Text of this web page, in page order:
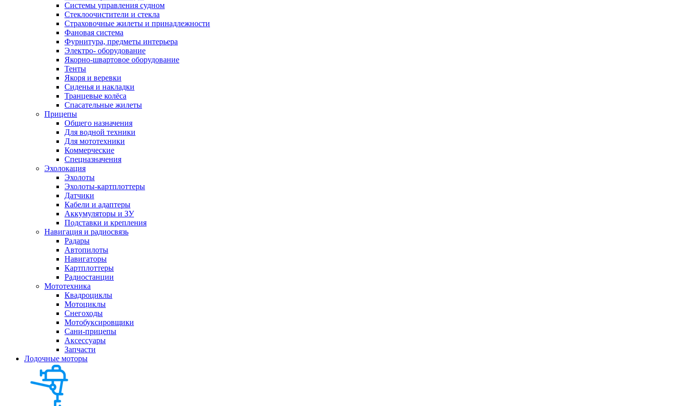
Системы управления судном
Стеклоочистители и стекла
Страховочные жилеты и принадлежности
Фановая система
Фурнитура, предметы интерьера
Электро- оборудование
Якорно-швартовое оборудование
Тенты
Якоря и веревки
Сиденья и накладки
Транцевые колёса
Спасательные жилеты
Прицепы
Общего назначения
Для водной техники
Для мототехники
Коммерческие
Спецназначения
Эхолокация
Эхолоты
Эхолоты-картплоттеры
Датчики
Кабели и адаптеры
Аккумуляторы и ЗУ
Подставки и крепления
Навигация и радиосвязь
Радары
Автопилоты
Навигаторы
Картплоттеры
Радиостанции
Мототехника
Квадроциклы
Мотоциклы
Снегоходы
Мотобуксировщики
Сани-прицепы
Аксессуары
Запчасти
Лодочные моторы